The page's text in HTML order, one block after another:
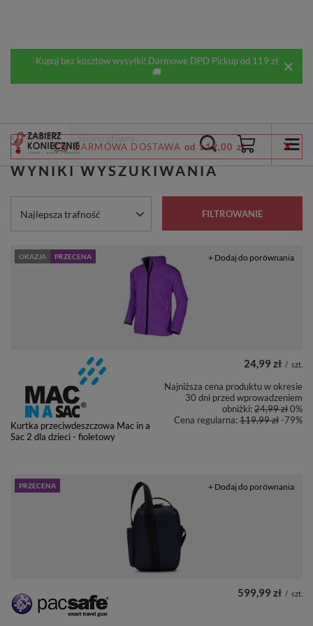
Kupuj bez kosztów wysyłki! Darmowe DPD Pickup od 119 zł
🚚
DARMOWA DOSTAWA od 119,00 zł
Wstecz Strona główna
WYNIKI WYSZUKIWANIA
Zmień sortowanie
Najlepsza trafność FILTROWANIE
OKAZJA PRZECENA
Kurtka przeciwdeszczowa Mac in a
Sac 2 dla dzieci - fioletowy
24,99 zł / szt.
Najniższa cena produktu w okresie
30 dni przed wprowadzeniem
obniżki:24,99 zł0%
Cena regularna:119,99 zł-79%
+ Dodaj do porównania
PRZECENA
599,99 zł / szt.
+ Dodaj do porównania